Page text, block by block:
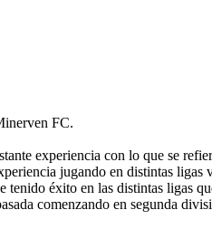
FC.
experiencia con lo que se
jugando en distintas
éxito en las distintas ligas
comenzando en segunda